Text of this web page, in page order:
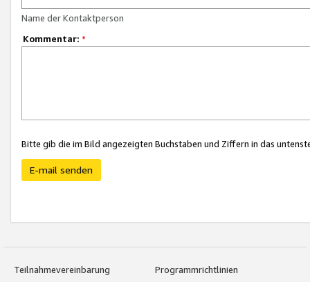
Name der Kontaktperson
Kommentar: *
Bitte gib die im Bild angezeigten Buchstaben und Ziffern in das
E-mail senden
Teilnahmevereinbarung
Programmrichtlinien